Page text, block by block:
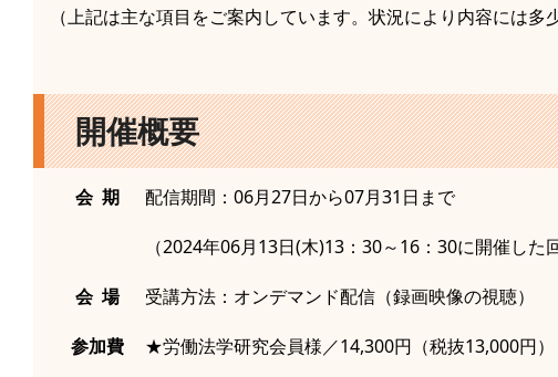
（上記は主な項目をご案内しています。状況により内容には
開催概要
会 期 配信期間：06月27日から07月31日まで
（2024年06月13日(木)13：30～16：30に開催した
会 場 受講方法：オンデマンド配信（録画映像の視聴）
参加費 ★労働法学研究会員様／14,300円（税抜13,000円）